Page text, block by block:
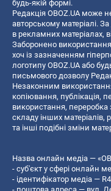
будь-якій формі.
Редакція OBOZ.UA може
авторському матеріалі. За
в рекламних матеріалах,
Заборонено
хоч із зазначенням
логотипу OBOZ.UA або
письмового дозволу
Незаконним
копiювання, публiкацiя,
використання,
складу інших
та інші подібні зміни
Назва онлайн медіа —
- суб'єкт у сфері онлайн
- ідентифікатор медіа —